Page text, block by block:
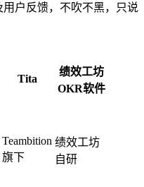
户反馈，不吹不黑，只说
Tita
绩效工坊
OKR软件
Teambition
旗下
绩效工坊
自研